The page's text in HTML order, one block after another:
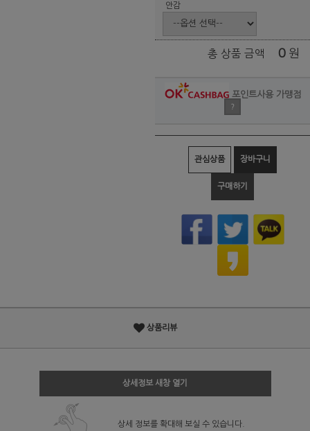
안감
총 상품 금액 0 원
포인트사용 가맹점
?
관심상품 장바구니
구매하기
상품리뷰
상세정보 새창 열기
상세 정보를 확대해 보실 수 있습니다.